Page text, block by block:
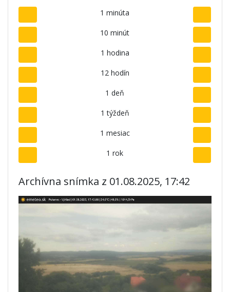
1 minúta
10 minút
1 hodina
12 hodín
1 deň
1 týždeň
1 mesiac
1 rok
Archívna snímka z 01.08.2025, 17:42